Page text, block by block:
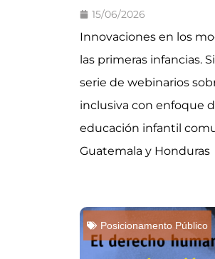
15/06/2026
Innovaciones en los
las primeras infancias.
serie de webinarios
inclusiva con enfoque
educación infantil
Guatemala y Honduras
Posicionamento Público